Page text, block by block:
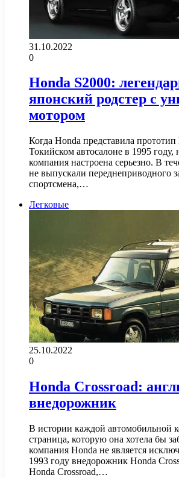
31.10.2022
0
Honda S2000:
японский родстер с
мотором
Когда Honda представила
Токийском автосалоне в 1995 году,
компания настроена серьезно. В
не выпускали переднеприводного
спортсмена,…
Легковые
25.10.2022
0
Honda Crossroad:
внедорожник
В истории каждой автомобильной
страница, которую она хотела бы
компания Honda не является
1993 году внедорожник Honda
Honda Crossroad,…